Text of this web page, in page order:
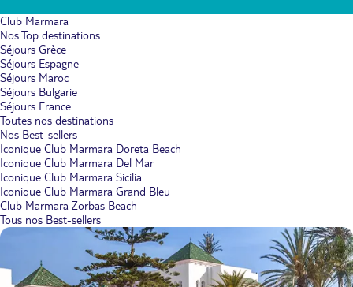
Club Marmara
Nos Top destinations
Séjours Grèce
Séjours Espagne
Séjours Maroc
Séjours Bulgarie
Séjours France
Toutes nos destinations
Nos Best-sellers
Iconique Club Marmara Doreta Beach
Iconique Club Marmara Del Mar
Iconique Club Marmara Sicilia
Iconique Club Marmara Grand Bleu
Club Marmara Zorbas Beach
Tous nos Best-sellers